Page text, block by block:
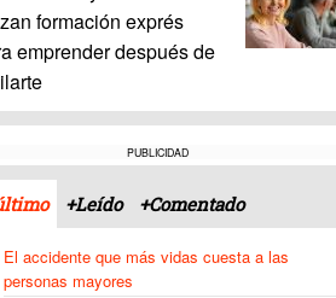
formación exprés
emprender después de
PUBLICIDAD
+Leído +Comentado
El accidente que más vidas cuesta a las
personas mayores